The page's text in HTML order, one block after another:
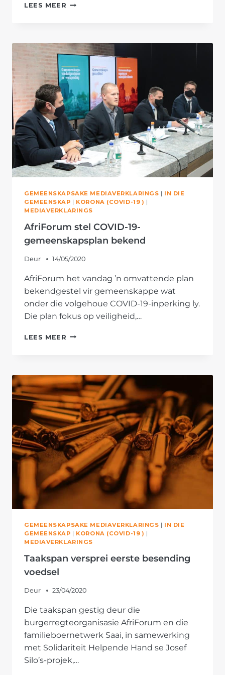
LEES MEER TAAKSPAN
KITSMAALTYE
AAN
OLYMPICS
SA
GEMEENSKAPSAKE MEDIAVERKLARINGS | IN DIE
GEMEENSKAP | KORONA (COVID-19 ) |
MEDIAVERKLARINGS
AfriForum stel COVID-19-
gemeenskapsplan bekend
Deur 14/05/2020
AfriForum het vandag ’n omvattende plan
bekendgestel vir gemeenskappe wat
onder die volgehoue COVID-19-inperking ly.
Die plan fokus op veiligheid,…
LEES MEER AFRIFORUM
GEMEENSKAPSPLAN
BEKEND
GEMEENSKAPSAKE MEDIAVERKLARINGS | IN DIE
GEMEENSKAP | KORONA (COVID-19 ) |
MEDIAVERKLARINGS
Taakspan versprei eerste besending
voedsel
Deur 23/04/2020
Die taakspan gestig deur die
burgerregteorganisasie AfriForum en die
familieboernetwerk Saai, in samewerking
met Solidariteit Helpende Hand se Josef
Silo’s-projek,…